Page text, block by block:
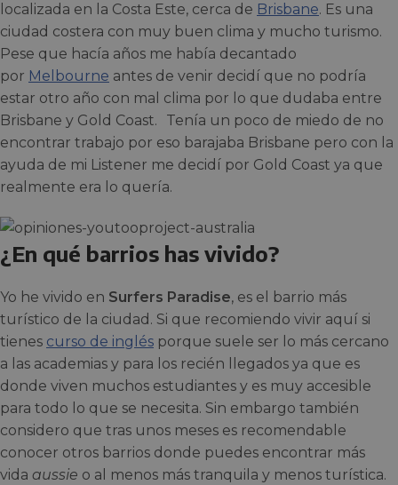
localizada en la Costa Este, cerca de Brisbane. Es una
ciudad costera con muy buen clima y mucho turismo.
Pese que hacía años me había decantado
por Melbourne antes de venir decidí que no podría
estar otro año con mal clima por lo que dudaba entre
Brisbane y Gold Coast. Tenía un poco de miedo de no
encontrar trabajo por eso barajaba Brisbane pero con la
ayuda de mi Listener me decidí por Gold Coast ya que
realmente era lo quería.
¿En qué barrios has vivido?
Yo he vivido en Surfers Paradise, es el barrio más
turístico de la ciudad. Si que recomiendo vivir aquí si
tienes curso de inglés porque suele ser lo más cercano
a las academias y para los recién llegados ya que es
donde viven muchos estudiantes y es muy accesible
para todo lo que se necesita. Sin embargo también
considero que tras unos meses es recomendable
conocer otros barrios donde puedes encontrar más
vida aussie o al menos más tranquila y menos turística.